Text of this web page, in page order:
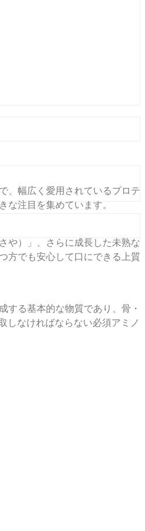
、幅広く愛用されているプロテ
注目を集めています。
や）」、さらに成長した未熟な
方でも安心して口にできる上質
する基本的な物質であり、骨・
しなければならない必須アミノ